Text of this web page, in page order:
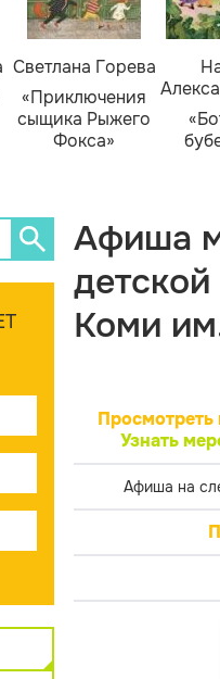
Светлана Горева
«Приключения
сыщика Рыжего
Фокса»
Афиша
Коми
Просмотреть
Узнать
Афиша на